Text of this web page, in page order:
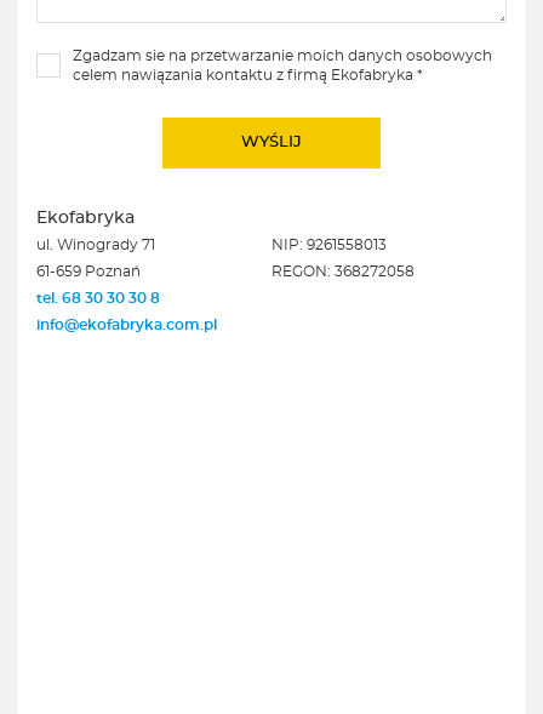
Zgadzam sie na przetwarzanie moich danych osobowych
celem nawiązania kontaktu z firmą Ekofabryka *
Ekofabryka
ul. Winogrady 71
61-659 Poznań
tel. 68 30 30 30 8
info@ekofabryka.com.pl
NIP: 9261558013
REGON: 368272058